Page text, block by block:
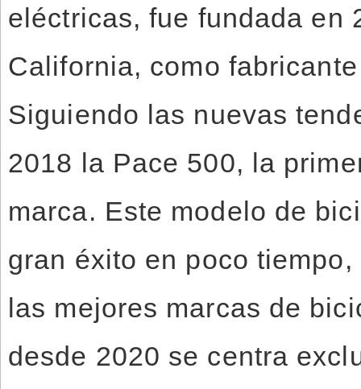
eléctricas, fue fundada en
California, como
Siguiendo las nuevas
2018 la Pace 500, la
marca. Este modelo de
gran éxito en poco
las mejores marcas de
desde 2020 se centra